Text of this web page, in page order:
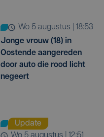
wo 5 augustus | 18:53
Jonge vrouw (18) in
Oostende aangereden
door auto die rood licht
negeert
Update